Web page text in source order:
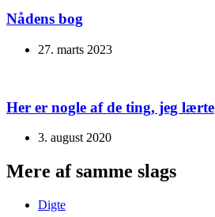
Nådens bog
27. marts 2023
Her er nogle af de ting, jeg lærte
3. august 2020
Mere af samme slags
Digte